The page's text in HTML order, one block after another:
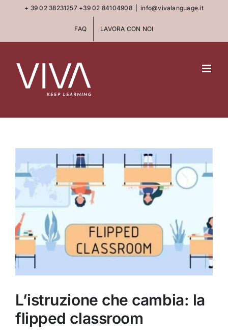
+ 39 02 38231257 +39 02 84104908 info@vivalanguage.it
FAQ LAVORA CON NOI
Larger
Image
L’istruzione che cambia: la
flipped classroom